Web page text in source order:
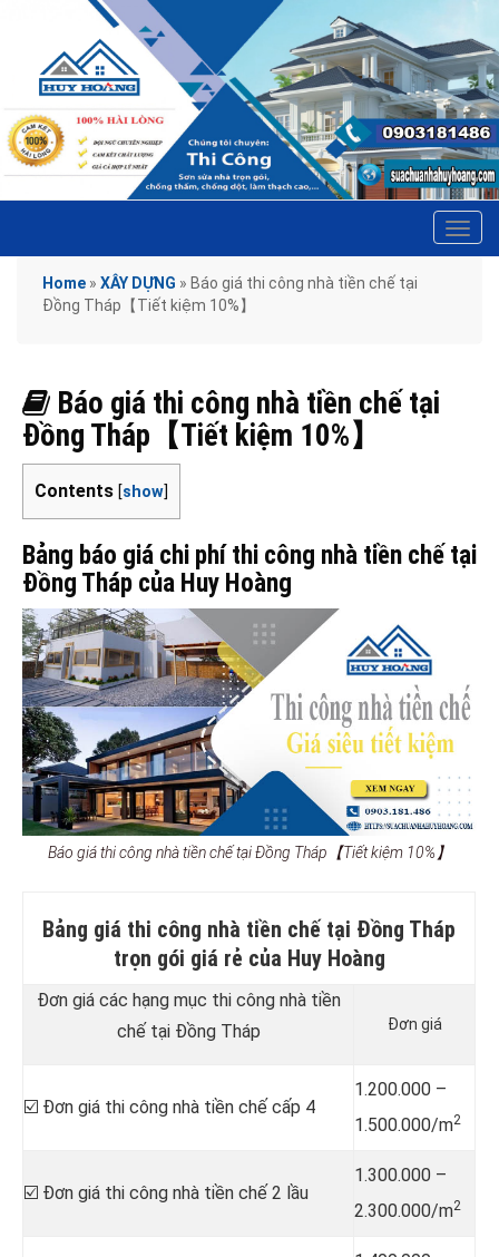
Home » XÂY DỰNG » Báo giá thi công nhà tiền chế tại
Đồng Tháp【Tiết kiệm 10%】
Báo giá thi công nhà tiền chế tại
Đồng Tháp【Tiết kiệm 10%】
Contents [show]
Bảng báo giá chi phí thi công nhà tiền chế tại
Đồng Tháp của Huy Hoàng
Báo giá thi công nhà tiền chế tại Đồng Tháp【Tiết kiệm 10%】
Bảng giá thi công nhà tiền chế tại Đồng Tháp
trọn gói giá rẻ của Huy Hoàng
Đơn giá các hạng mục thi công nhà tiền
chế tại Đồng Tháp
Đơn giá
☑️ Đơn giá thi công nhà tiền chế cấp 4
1.200.000 –
1.500.000/m2
☑️ Đơn giá thi công nhà tiền chế 2 lầu
1.300.000 –
2.300.000/m2